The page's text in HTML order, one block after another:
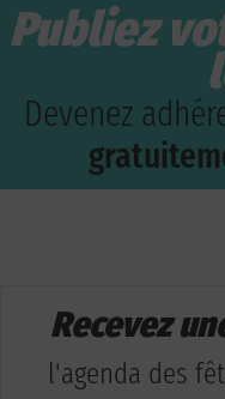
Publiez
Devenez
Recevez
l'agenda des